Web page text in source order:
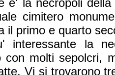
e' la necropoli
cimitero
il primo e quarto
interessante la
con molti sepolcri,
Vi si trovarono